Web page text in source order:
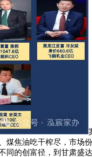
焦油吃干榨尽，市
同的创富径，到甘肃